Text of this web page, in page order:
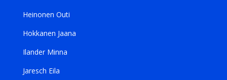
Heinonen Outi
Hokkanen Jaana
Ilander Minna
Jaresch Eila